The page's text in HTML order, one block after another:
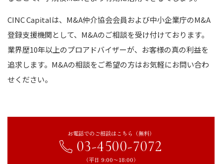
CINC Capitalは、M&A仲介協会会員および中小企業庁のM&A
登録支援機関として、M&Aのご相談を受け付けております。
業界歴10年以上のプロアドバイザーが、お客様の真の利益を
追求します。M&Aの相談をご希望の方はお気軽にお問い合わ
せください。
お電話でのご相談はこちら（無料）
03-4500-7072
（平日 9:00〜18:00）